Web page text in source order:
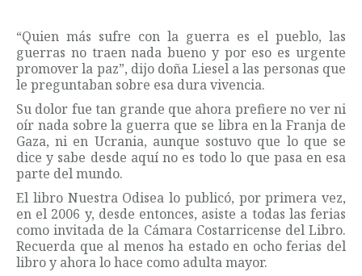
“Quien más sufre con la guerra es el pueblo, las
guerras no traen nada bueno y por eso es urgente
promover la paz”, dijo doña Liesel a las personas que
le preguntaban sobre esa dura vivencia.
Su dolor fue tan grande que ahora prefiere no ver ni
oír nada sobre la guerra que se libra en la Franja de
Gaza, ni en Ucrania, aunque sostuvo que lo que se
dice y sabe desde aquí no es todo lo que pasa en esa
parte del mundo.
El libro Nuestra Odisea lo publicó, por primera vez,
en el 2006 y, desde entonces, asiste a todas las ferias
como invitada de la Cámara Costarricense del Libro.
Recuerda que al menos ha estado en ocho ferias del
libro y ahora lo hace como adulta mayor.